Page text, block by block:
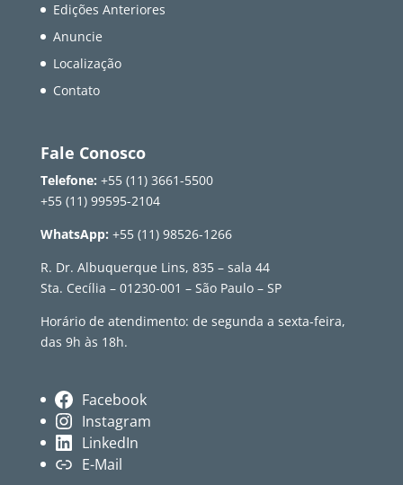
Edições Anteriores
Anuncie
Localização
Contato
Fale Conosco
Telefone: +55 (11) 3661-5500
+55 (11) 99595-2104
WhatsApp: +55 (11) 98526-1266
R. Dr. Albuquerque Lins, 835 – sala 44
Sta. Cecília – 01230-001 – São Paulo – SP
Horário de atendimento: de segunda a sexta-feira,
das 9h às 18h.
Facebook
Instagram
LinkedIn
E-Mail